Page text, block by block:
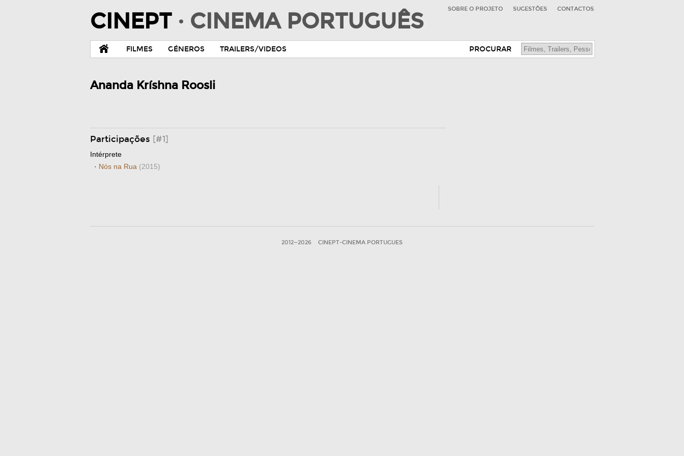
CINEPT · CINEMA PORTUGUÊS SOBRE O PROJETO SUGESTÕES CONTACTOS
FILMES GÉNEROS TRAILERS/VIDEOS PROCURAR
Ananda Kríshna Roosli
Participações [#1]
Intérprete
· Nós na Rua (2015)
2012—2026 CINEPT-CINEMA PORTUGUES